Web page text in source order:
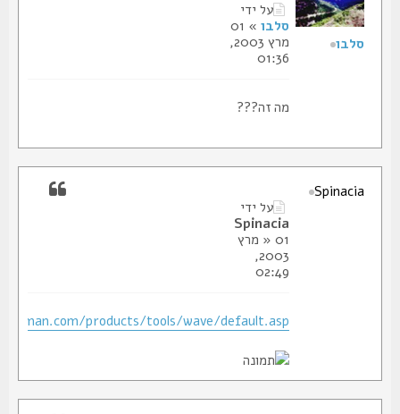
על ידי
סלבו
» 01
מרץ 2003,
01:36
מה זה???
סלבו
על ידי
Spinacia
» 01 מרץ
2003,
02:49
products/tools/wave/default.asp
Spinacia